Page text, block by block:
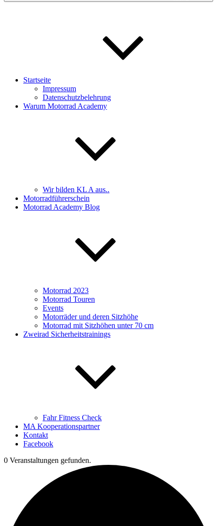
Startseite
Impressum
Datenschutzbelehrung
Warum Motorrad Academy
Wir bilden KL A aus..
Motorradführerschein
Motorrad Academy Blog
Motorrad 2023
Motorrad Touren
Events
Motorräder und deren Sitzhöhe
Motorrad mit Sitzhöhen unter 70 cm
Zweirad Sicherheitstrainings
Fahr Fitness Check
MA Kooperationspartner
Kontakt
Facebook
0 Veranstaltungen gefunden.